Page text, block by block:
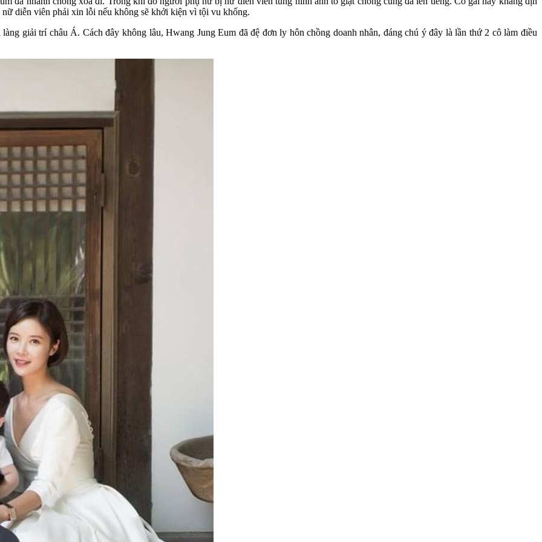
diễn viên phải xin lỗi nếu không sẽ khởi kiện vì tội vu khống.
giải trí châu Á. Cách đây không lâu, Hwang Jung Eum đã đệ đơn ly hôn chồng doanh nhân, đáng chú ý đây là lần thứ 2 cô làm điều